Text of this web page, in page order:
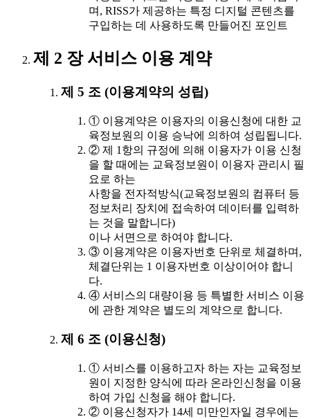
며, RISS가 제공하는 특정 디지털 콘텐츠를
구입하는 데 사용하도록 만들어진 포인트
제 2 장 서비스 이용 계약
제 5 조 (이용계약의 성립)
① 이용계약은 이용자의 이용신청에 대한 교
육정보원의 이용 승낙에 의하여 성립됩니다.
② 제 1항의 규정에 의해 이용자가 이용 신청
을 할 때에는 교육정보원이 이용자 관리시 필
요로 하는
사항을 전자적방식(교육정보원의 컴퓨터 등
정보처리 장치에 접속하여 데이터를 입력하
는 것을 말합니다)
이나 서면으로 하여야 합니다.
③ 이용계약은 이용자번호 단위로 체결하며,
체결단위는 1 이용자번호 이상이어야 합니
다.
④ 서비스의 대량이용 등 특별한 서비스 이용
에 관한 계약은 별도의 계약으로 합니다.
제 6 조 (이용신청)
① 서비스를 이용하고자 하는 자는 교육정보
원이 지정한 양식에 따라 온라인신청을 이용
하여 가입 신청을 해야 합니다.
② 이용신청자가 14세 미만인자일 경우에는